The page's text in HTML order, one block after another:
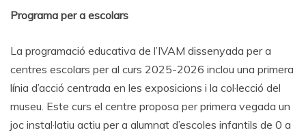
Programa per a escolars
La programació educativa de l’IVAM dissenyada per a
centres escolars per al curs 2025-2026 inclou una primera
línia d’acció centrada en les exposicions i la col·lecció del
museu. Este curs el centre proposa per primera vegada un
joc instal·latiu actiu per a alumnat d’escoles infantils de 0 a